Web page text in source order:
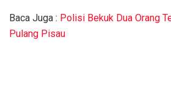
Baca Juga : Polisi Bekuk Dua Orang
Pulang Pisau